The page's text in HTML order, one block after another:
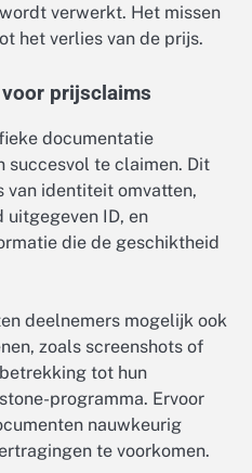
verwerkt. Het missen
het verlies van de prijs.
prijsclaims
documentatie
succesvol te claimen. Dit
van identiteit omvatten,
uitgegeven ID, en
die de geschiktheid
deelnemers mogelijk ook
zoals screenshots of
tot hun
programma. Ervoor
nauwkeurig
te voorkomen.